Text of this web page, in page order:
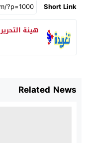
Short Link
هيئة التحرير
Related News